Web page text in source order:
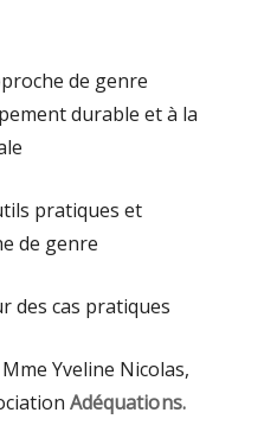
de genre
durable et à la
pratiques et
de genre
des cas pratiques
Yveline Nicolas,
Adéquations.